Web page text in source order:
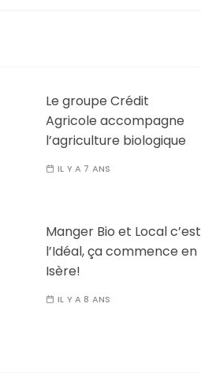
Le groupe Crédit
Agricole accompagne
l’agriculture biologique
IL Y A 7 ANS
Manger Bio et Local c’est
l’Idéal, ça commence en
Isère!
IL Y A 8 ANS